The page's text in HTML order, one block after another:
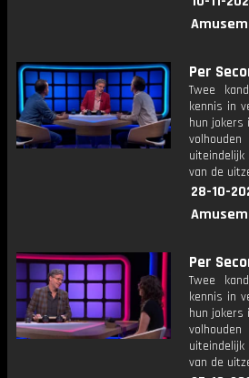
Per
Twee
kennis in
hun jokers
van de
28-10-
Per
Twee
kennis in
hun jokers
van de